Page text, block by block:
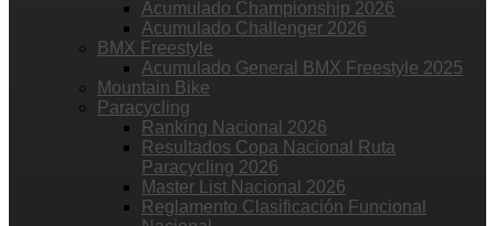
Acumulado Championship 2026
Acumulado Challenger 2026
BMX Freestyle
Acumulado General BMX Freestyle 2025
Mountain Bike
Paracycling
Ranking Nacional 2026
Resultados Copa Nacional Ruta
Paracycling 2026
Master List Nacional 2026
Reglamento Clasificación Funcional